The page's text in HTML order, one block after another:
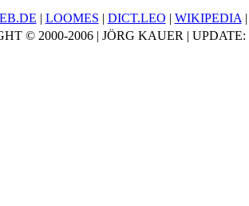
| LOOMES | DICT.LEO | WIKIPEDIA |
© 2000-2006 | JÖRG KAUER | UPDATE: